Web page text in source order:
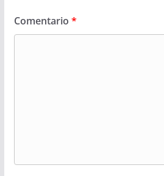
Comentario *